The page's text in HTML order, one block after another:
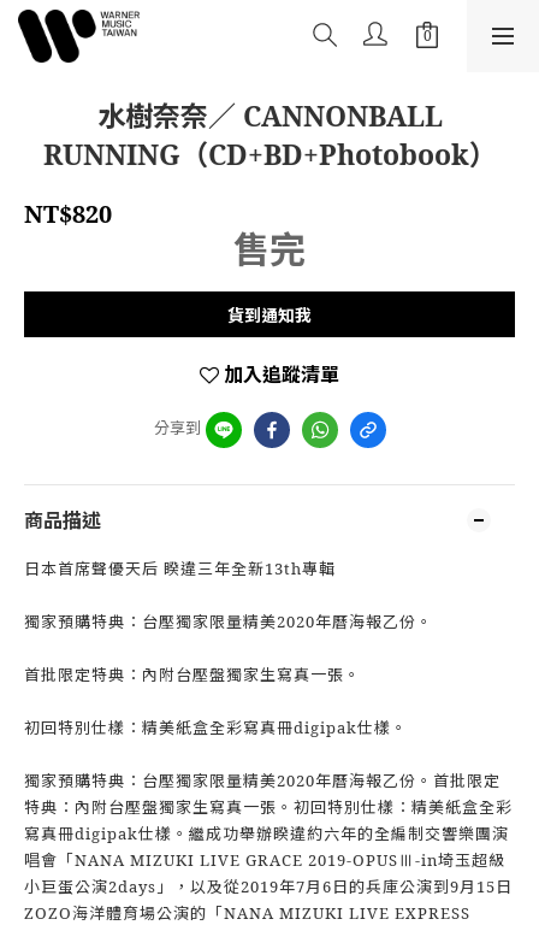
水樹奈奈／ CANNONBALL
RUNNING（CD+BD+Photobook）
NT$820
售完
貨到通知我
加入追蹤清單
分享到
商品描述
日本首席聲優天后 睽違三年全新13th專輯
獨家預購特典：台壓獨家限量精美2020年曆海報乙份。
首批限定特典：內附台壓盤獨家生寫真一張。
初回特別仕樣：精美紙盒全彩寫真冊digipak仕樣。
獨家預購特典：台壓獨家限量精美2020年曆海報乙份。首批限定
特典：內附台壓盤獨家生寫真一張。初回特別仕樣：精美紙盒全彩
寫真冊digipak仕樣。繼成功舉辦睽違約六年的全編制交響樂團演
唱會「NANA MIZUKI LIVE GRACE 2019-OPUSⅢ-in埼玉超級
小巨蛋公演2days」，以及從2019年7月6日的兵庫公演到9月15日
ZOZO海洋體育場公演的「NANA MIZUKI LIVE EXPRESS